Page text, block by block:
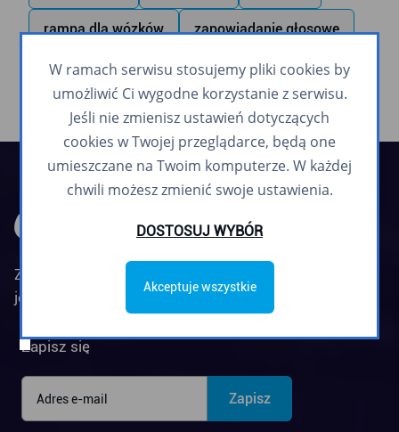
rampa dla wózków zapowiadanie głosowe
Zarząd Komunikacji Miejskiej w Gdyni jest
jednostką budżetową Miasta Gdyni
Zapisz się
W ramach serwisu stosujemy pliki cookies by
umożliwić Ci wygodne korzystanie z serwisu.
Jeśli nie zmienisz ustawień dotyczących
cookies w Twojej przeglądarce, będą one
umieszczane na Twoim komputerze. W każdej
chwili możesz zmienić swoje ustawienia.
DOSTOSUJ WYBÓR
Akceptuje wszystkie